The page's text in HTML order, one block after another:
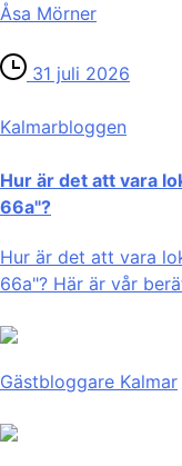
Åsa Mörner
31 juli 2026
Kalmar­bloggen
Hur är det att vara
66a"?
Hur är det att vara
66a"? Här är vår
Gästbloggare Kalmar